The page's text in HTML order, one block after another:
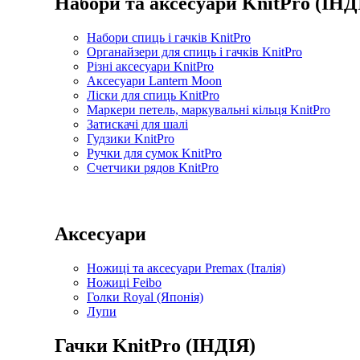
Набори спиць і гачків KnitPro
Органайзери для спиць і гачків KnitPro
Різні аксесуари KnitPro
Аксесуари Lantern Moon
Ліски для спиць KnitPro
Маркери петель, маркувальні кільця KnitPro
Затискачі для шалі
Гудзики KnitPro
Ручки для сумок KnitPro
Счетчики рядов KnitPro
Аксесуари
Ножиці та аксесуари Premax (Італія)
Ножиці Feibo
Голки Royal (Японія)
Лупи
Гачки KnitPro (ІНДІЯ)